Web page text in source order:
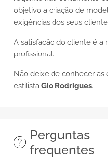
objetivo a criação de
exigências dos seus
A satisfação do cliente é a
profissional.
Não deixe de conhecer
estilista Gio Rodrigues.
Perguntas
frequentes